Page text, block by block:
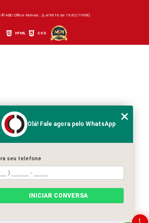
© ABC Office Móveis . (Lei 9610 de 19/02/1998)
HTML CSS
1
Olá! Fale agora pelo WhatsApp
seu telefone
INICIAR CONVERSA